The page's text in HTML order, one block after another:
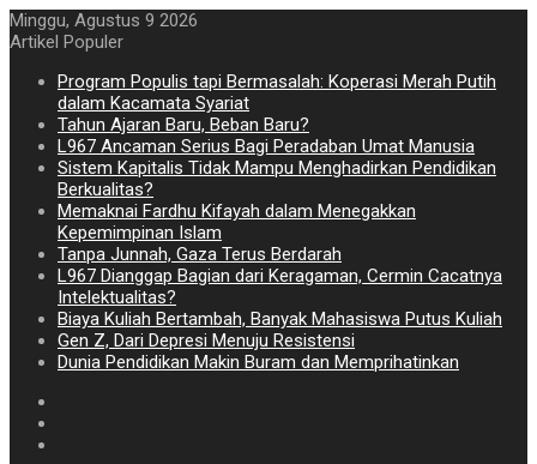
Minggu, Agustus 9 2026
Artikel Populer
Program Populis tapi Bermasalah: Koperasi Merah Putih
dalam Kacamata Syariat
Tahun Ajaran Baru, Beban Baru?
L967 Ancaman Serius Bagi Peradaban Umat Manusia
Sistem Kapitalis Tidak Mampu Menghadirkan Pendidikan
Berkualitas?
Memaknai Fardhu Kifayah dalam Menegakkan
Kepemimpinan Islam
Tanpa Junnah, Gaza Terus Berdarah
L967 Dianggap Bagian dari Keragaman, Cermin Cacatnya
Intelektualitas?
Biaya Kuliah Bertambah, Banyak Mahasiswa Putus Kuliah
Gen Z, Dari Depresi Menuju Resistensi
Dunia Pendidikan Makin Buram dan Memprihatinkan